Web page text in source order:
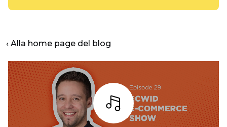
‹ Alla home page del blog